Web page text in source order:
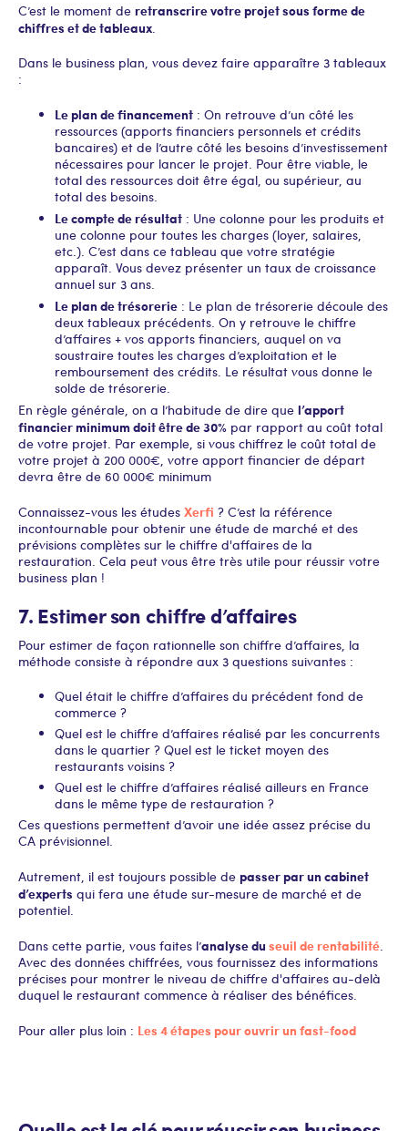
C’est le moment de retranscrire votre projet sous forme de
chiffres et de tableaux.
Dans le business plan, vous devez faire apparaître 3 tableaux
:
Le plan de financement : On retrouve d’un côté les
ressources (apports financiers personnels et crédits
bancaires) et de l’autre côté les besoins d’investissement
nécessaires pour lancer le projet. Pour être viable, le
total des ressources doit être égal, ou supérieur, au
total des besoins.
Le compte de résultat : Une colonne pour les produits et
une colonne pour toutes les charges (loyer, salaires,
etc.). C’est dans ce tableau que votre stratégie
apparaît. Vous devez présenter un taux de croissance
annuel sur 3 ans.
Le plan de trésorerie : Le plan de trésorerie découle des
deux tableaux précédents. On y retrouve le chiffre
d’affaires + vos apports financiers, auquel on va
soustraire toutes les charges d’exploitation et le
remboursement des crédits. Le résultat vous donne le
solde de trésorerie.
En règle générale, on a l’habitude de dire que l’apport
financier minimum doit être de 30% par rapport au coût total
de votre projet. Par exemple, si vous chiffrez le coût total de
votre projet à 200 000€, votre apport financier de départ
devra être de 60 000€ minimum
Connaissez-vous les études Xerfi ? C’est la référence
incontournable pour obtenir une étude de marché et des
prévisions complètes sur le chiffre d'affaires de la
restauration. Cela peut vous être très utile pour réussir votre
business plan !
7. Estimer son chiffre d’affaires
Pour estimer de façon rationnelle son chiffre d’affaires, la
méthode consiste à répondre aux 3 questions suivantes :
Quel était le chiffre d’affaires du précédent fond de
commerce ?
Quel est le chiffre d’affaires réalisé par les concurrents
dans le quartier ? Quel est le ticket moyen des
restaurants voisins ?
Quel est le chiffre d’affaires réalisé ailleurs en France
dans le même type de restauration ?
Ces questions permettent d’avoir une idée assez précise du
CA prévisionnel.
Autrement, il est toujours possible de passer par un cabinet
d’experts qui fera une étude sur-mesure de marché et de
potentiel.
Dans cette partie, vous faites l’analyse du seuil de rentabilité.
Avec des données chiffrées, vous fournissez des informations
précises pour montrer le niveau de chiffre d'affaires au-delà
duquel le restaurant commence à réaliser des bénéfices.
Pour aller plus loin : Les 4 étapes pour ouvrir un fast-food